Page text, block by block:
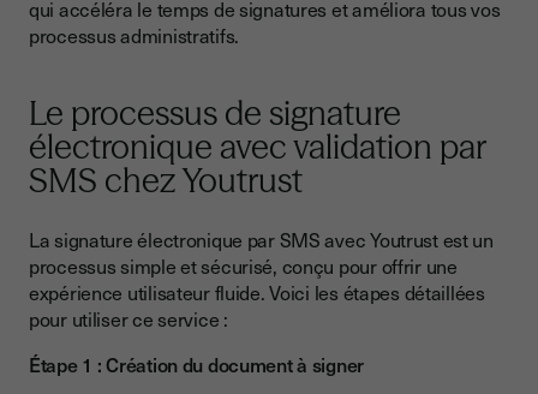
qui accéléra le temps de signatures et améliora tous vos
processus administratifs.
Le processus de signature
électronique avec validation par
SMS chez Youtrust
La signature électronique par SMS avec Youtrust est un
processus simple et sécurisé, conçu pour offrir une
expérience utilisateur fluide. Voici les étapes détaillées
pour utiliser ce service :
Étape 1 : Création du document à signer